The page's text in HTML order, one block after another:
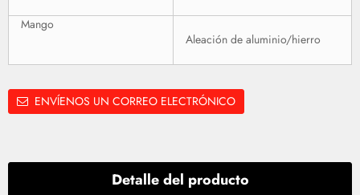
Mango
Aleación de aluminio/hierro
ENVÍENOS UN CORREO ELECTRÓNICO
Detalle del producto